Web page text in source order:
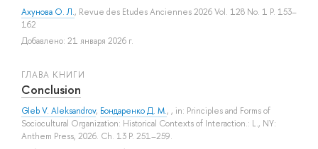
Ахунова О. Л., Revue des Etudes Anciennes 2026 Vol. 128 No. 1 P. 153–
162
Добавлено: 21 января 2026 г.
ГЛАВА КНИГИ
Conclusion
Gleb V. Aleksandrov, Бондаренко Д. М., , in: Principles and Forms of
Sociocultural Organization: Historical Contexts of Interaction.: L., NY:
Anthem Press, 2026. Ch. 13 P. 251–259.